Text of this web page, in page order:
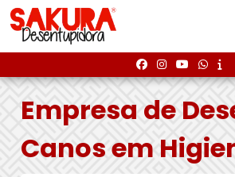
Empresa de
Canos em